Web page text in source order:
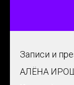
Записи и
АЛЁНА